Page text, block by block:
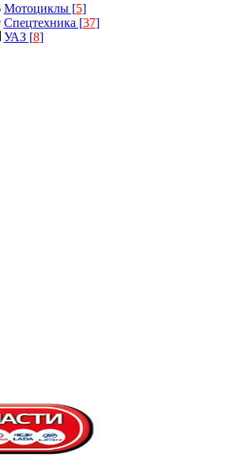
Мотоциклы [5]
Спецтехника [37]
УАЗ [8]